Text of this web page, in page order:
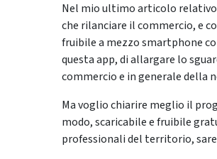
Nel mio ultimo articolo
che rilanciare il commercio, e
fruibile a mezzo smartphone
questa app, di allargare lo
commercio e in generale della
Ma voglio chiarire meglio il
modo, scaricabile e fruibile
professionali del territorio,